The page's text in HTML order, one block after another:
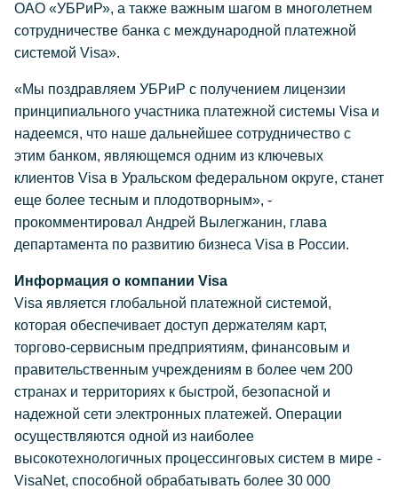
ОАО «УБРиР», а также важным шагом в многолетнем
сотрудничестве банка с международной платежной
системой Visa».
«Мы поздравляем УБРиР с получением лицензии
принципиального участника платежной системы Visa и
надеемся, что наше дальнейшее сотрудничество с
этим банком, являющемся одним из ключевых
клиентов Visa в Уральском федеральном округе, станет
еще более тесным и плодотворным», -
прокомментировал Андрей Вылегжанин, глава
департамента по развитию бизнеса Visa в России.
Информация о компании Visa
Visa является глобальной платежной системой,
которая обеспечивает доступ держателям карт,
торгово-сервисным предприятиям, финансовым и
правительственным учреждениям в более чем 200
странах и территориях к быстрой, безопасной и
надежной сети электронных платежей. Операции
осуществляются одной из наиболее
высокотехнологичных процессинговых систем в мире -
VisaNet, способной обрабатывать более 30 000